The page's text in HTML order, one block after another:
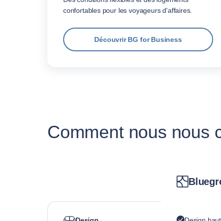
confortables pour les voyageurs d'affaires.
Découvrir BG for Business
Comment nous nous